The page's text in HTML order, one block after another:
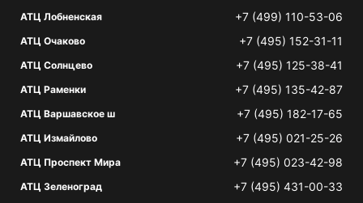
АТЦ Лобненская +7 (499) 110-53-06
АТЦ Очаково +7 (495) 152-31-11
АТЦ Солнцево +7 (495) 125-38-41
АТЦ Раменки +7 (495) 135-42-87
АТЦ Варшавское ш +7 (495) 182-17-65
АТЦ Измайлово +7 (495) 021-25-26
АТЦ Проспект Мира +7 (495) 023-42-98
АТЦ Зеленоград +7 (495) 431-00-33